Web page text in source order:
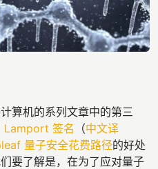
算机的系列文章中的第三
Lamport 签名 （中文译
量子安全花费路径的好处
要了解是，在为了应对量子